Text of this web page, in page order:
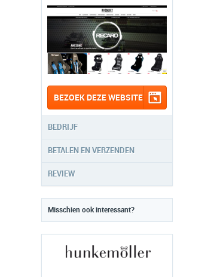
BEZOEK DEZE WEBSITE
BEDRIJF
BETALEN EN VERZENDEN
REVIEW
Misschien ook interessant?